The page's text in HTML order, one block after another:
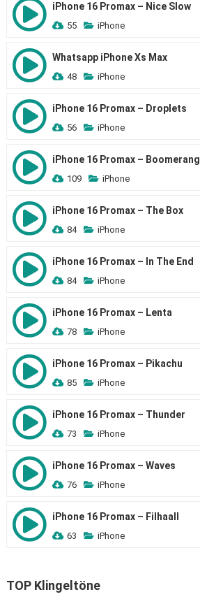
iPhone 16 Promax – Nice Slow
55 iPhone
Whatsapp iPhone Xs Max
48 iPhone
iPhone 16 Promax – Droplets
56 iPhone
iPhone 16 Promax – Boomerang
109 iPhone
iPhone 16 Promax – The Box
84 iPhone
iPhone 16 Promax – In The End
84 iPhone
iPhone 16 Promax – Lenta
78 iPhone
iPhone 16 Promax – Pikachu
85 iPhone
iPhone 16 Promax – Thunder
73 iPhone
iPhone 16 Promax – Waves
76 iPhone
iPhone 16 Promax – Filhaall
63 iPhone
TOP Klingeltöne